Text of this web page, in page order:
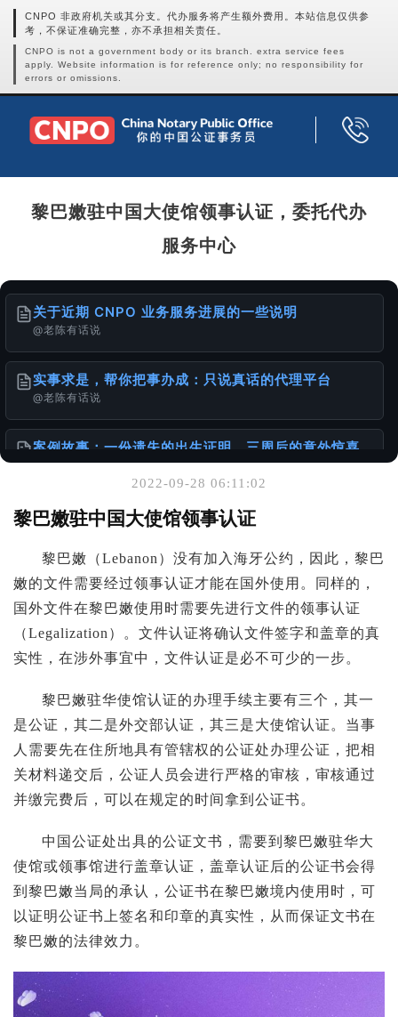
CNPO 非政府机关或其分支。代办服务将产生额外费用。本站信息仅供参
考，不保证准确完整，亦不承担相关责任。
CNPO is not a government body or its branch. extra service fees
apply. Website information is for reference only; no responsibility for
errors or omissions.
黎巴嫩驻中国大使馆领事认证，委托代办
服务中心
关于近期 CNPO 业务服务进展的一些说明
@老陈有话说
实事求是，帮你把事办成：只说真话的代理平台
@老陈有话说
案例故事：一份遗失的出生证明，三周后的意外惊喜
@老陈有话说
你可能也喜欢
@老陈有话说
针对香港居民的中国大陆无犯罪证明及相关公证服务
@老陈有话说
@老陈有话说
2022-09-28 06:11:02
黎巴嫩驻中国大使馆领事认证
黎巴嫩（Lebanon）没有加入海牙公约，因此，黎巴
嫩的文件需要经过领事认证才能在国外使用。同样的，
国外文件在黎巴嫩使用时需要先进行文件的领事认证
（Legalization）。文件认证将确认文件签字和盖章的真
实性，在涉外事宜中，文件认证是必不可少的一步。
黎巴嫩驻华使馆认证的办理手续主要有三个，其一
是公证，其二是外交部认证，其三是大使馆认证。当事
人需要先在住所地具有管辖权的公证处办理公证，把相
关材料递交后，公证人员会进行严格的审核，审核通过
并缴完费后，可以在规定的时间拿到公证书。
中国公证处出具的公证文书，需要到黎巴嫩驻华大
使馆或领事馆进行盖章认证，盖章认证后的公证书会得
到黎巴嫩当局的承认，公证书在黎巴嫩境内使用时，可
以证明公证书上签名和印章的真实性，从而保证文书在
黎巴嫩的法律效力。